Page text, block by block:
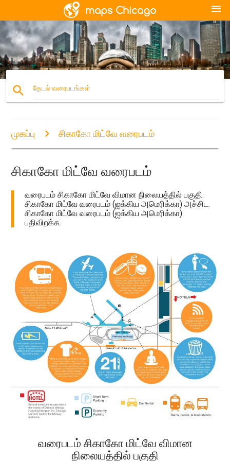
menu
search தேடல் வரைபடங்கள்
முகப்பு சிகாகோ மிட்வே வரைபடம்
சிகாகோ மிட்வே வரைபடம்
வரைபடம் சிகாகோ மிட்வே விமான நிலையத்தில் பகுதி.
சிகாகோ மிட்வே வரைபடம் (ஐக்கிய அமெரிக்கா) அச்சிட.
சிகாகோ மிட்வே வரைபடம் (ஐக்கிய அமெரிக்கா)
பதிவிறக்க.
வரைபடம் சிகாகோ மிட்வே விமான
நிலையத்தில் பகுதி